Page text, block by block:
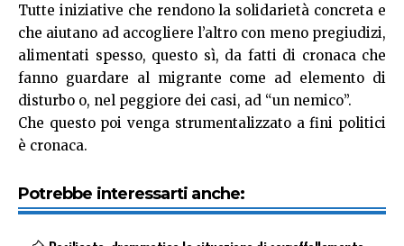
Tutte iniziative che rendono la solidarietà concreta e
che aiutano ad accogliere l’altro con meno pregiudizi,
alimentati spesso, questo sì, da fatti di cronaca che
fanno guardare al migrante come ad elemento di
disturbo o, nel peggiore dei casi, ad “un nemico”.
Che questo poi venga strumentalizzato a fini politici
è cronaca.
Potrebbe interessarti anche: